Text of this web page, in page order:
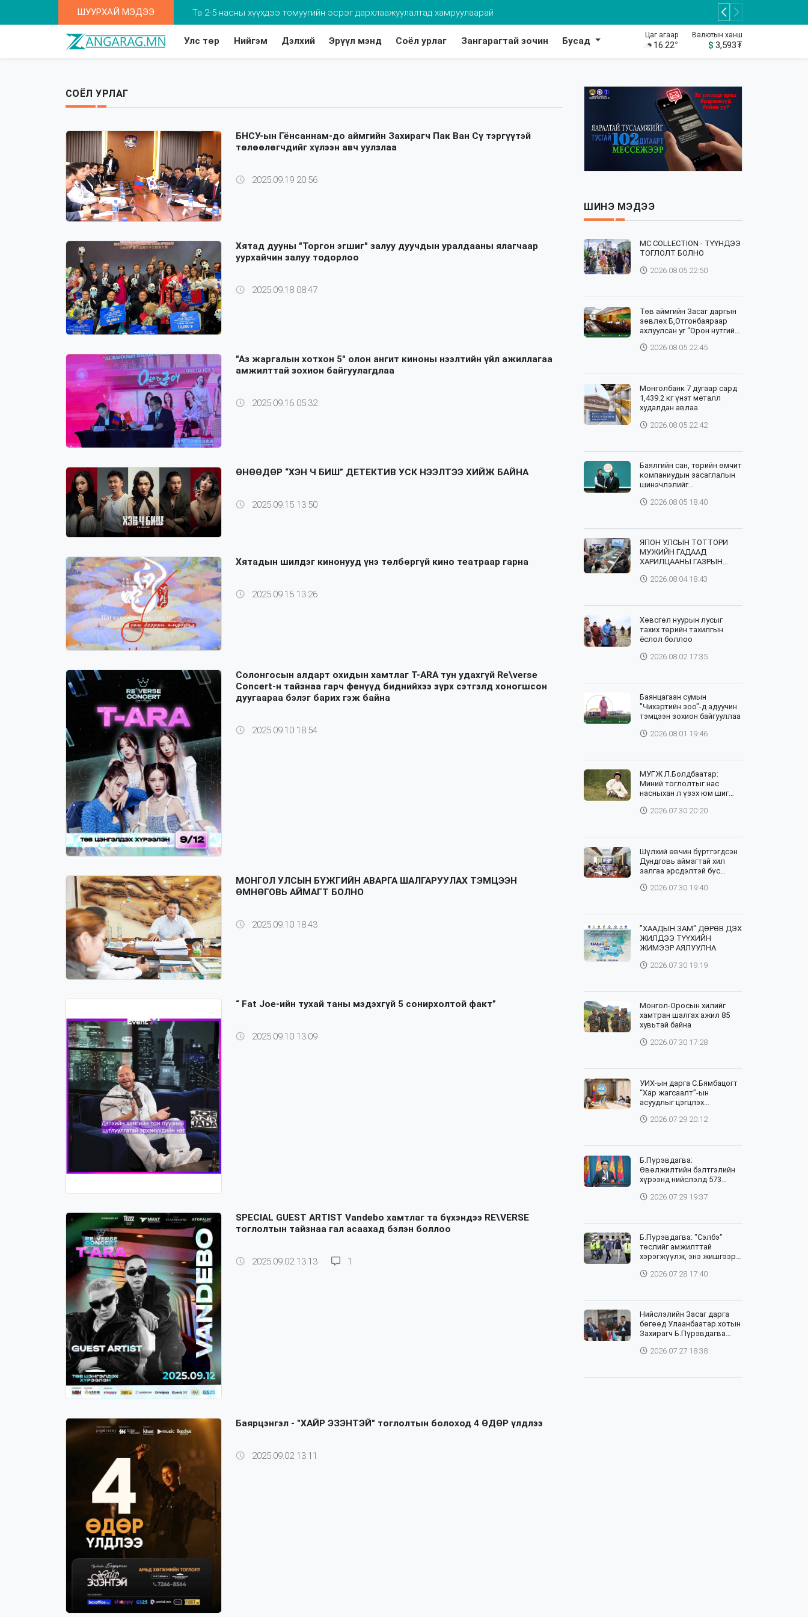
ШУУРХАЙ МЭДЭЭ Та 2-5 насны хүүхдээ томуугийн эсрэг дархлаажуулалтад хамруулаарай
Улс төр Нийгэм Дэлхий Эрүүл мэнд Соёл урлаг Зангарагтай зочин Бусад
Цаг агаар
16.22°
Валютын ханш
$ 3,593₮
СОЁЛ УРЛАГ
БНСУ-ын Гёнсаннам-до аймгийн Захирагч Пак Ван Сү тэргүүтэй
төлөөлөгчдийг хүлээн авч уулзлаа
2025.09.19 20:56
Хятад дууны "Торгон эгшиг" залуу дуучдын уралдааны ялагчаар
уурхайчин залуу тодорлоо
2025.09.18 08:47
"Аз жаргалын хотхон 5" олон ангит киноны нээлтийн үйл ажиллагаа
амжилттай зохион байгуулагдлаа
2025.09.16 05:32
ӨНӨӨДӨР “ХЭН Ч БИШ” ДЕТЕКТИВ УСК НЭЭЛТЭЭ ХИЙЖ БАЙНА
2025.09.15 13:50
Хятадын шилдэг кинонууд үнэ төлбөргүй кино театраар гарна
2025.09.15 13:26
Солонгосын алдарт охидын хамтлаг T-ARA тун удахгүй Re\verse
Concert-н тайзнаа гарч фенүүд биднийхээ зүрх сэтгэлд хоногшсон
дуугаараа бэлэг барих гэж байна
2025.09.10 18:54
МОНГОЛ УЛСЫН БҮЖГИЙН АВАРГА ШАЛГАРУУЛАХ ТЭМЦЭЭН
ӨМНӨГОВЬ АЙМАГТ БОЛНО
2025.09.10 18:43
“ Fat Joe-ийн тухай таны мэдэхгүй 5 сонирхолтой факт”
2025.09.10 13:09
SPECIAL GUEST ARTIST Vandebo хамтлаг та бүхэндээ RE\VERSE
тоглолтын тайзнаа гал асаахад бэлэн боллоо
2025.09.02 13:13 1
Баярцэнгэл - "ХАЙР ЭЗЭНТЭЙ" тоглолтын болоход 4 ӨДӨР үлдлээ
2025.09.02 13:11
ШИНЭ МЭДЭЭ
⁣MC COLLECTION - ТҮҮНДЭЭ
ТОГЛОЛТ БОЛНО
2026.08.05 22:50
Төв аймгийн Засаг даргын
зөвлөх Б,Отгонбаяраар
ахлуулсан уг “Орон нутгийн
танхим хослуулан зохион
2026.08.05 22:45
Монголбанк 7 дугаар сард
1,439.2 кг үнэт металл
худалдан авлаа
2026.08.05 22:42
Баялгийн сан, төрийн өмчит
компаниудын засаглалын
шинэчлэлийг
банктай хамтарна
2026.08.05 18:40
ЯПОН УЛСЫН ТОТТОРИ
МУЖИЙН ГАДААД
ХАРИЛЦААНЫ ГАЗРЫН
АЖ АХУЙН СУРГУУЛИЙН
2026.08.04 18:43
Хөвсгөл нуурын лусыг
тахих төрийн тахилгын
ёслол боллоо
2026.08.02 17:35
Баянцагаан сумын
"Чихэртийн зоо"-д адуучин
тэмцээн зохион байгууллаа
2026.08.01 19:46
МУГЖ Л.Болдбаатар:
Миний тоглолтыг нас
насныхан л үзэх юм шиг
2026.07.30 20:20
Шүлхий өвчин бүртгэгдсэн
Дундговь аймагтай хил
залгаа эрсдэлтэй бүс
вакцинжуулалтыг зохион
2026.07.30 19:40
”ХААДЫН ЗАМ" ДӨРӨВ ДЭХ
ЖИЛДЭЭ ТҮҮХИЙН
ЖИМЭЭР АЯЛУУЛНА
2026.07.30 19:19
Монгол-Оросын хилийг
хамтран шалгах ажил 85
хувьтай байна
2026.07.30 17:28
УИХ-ын дарга С.Бямбацогт
“Хар жагсаалт”-ын
асуудлыг цэгцлэх
удирдлагад 30 хоногийн
2026.07.29 20:12
Б.Пүрэвдагва:
Өвөлжилтийн бэлтгэлийн
хүрээнд нийслэлд 573
хэрэгжүүлж байна
2026.07.29 19:37
Б.Пүрэвдагва: "Сэлбэ"
төслийг амжилттай
хэрэгжүүлж, энэ жишгээр
сууцжуулна
2026.07.28 17:40
Нийслэлийн Засаг дарга
бөгөөд Улаанбаатар хотын
Захирагч Б.Пүрэвдагва
зохицуулагч Яап ван
2026.07.27 18:38